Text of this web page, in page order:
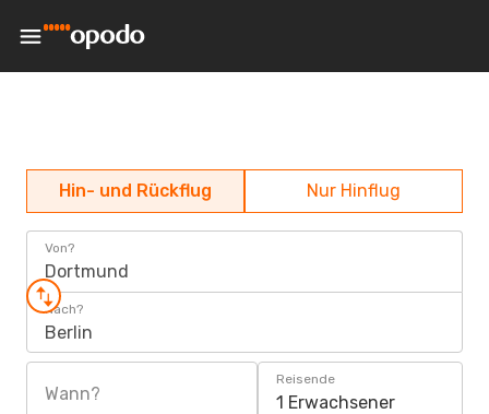
Hin- und Rückflug Nur Hinflug
Von?
Dortmund
Nach?
Berlin
Wann?
Reisende
1 Erwachsener